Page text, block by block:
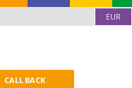
EUR
CALL BACK